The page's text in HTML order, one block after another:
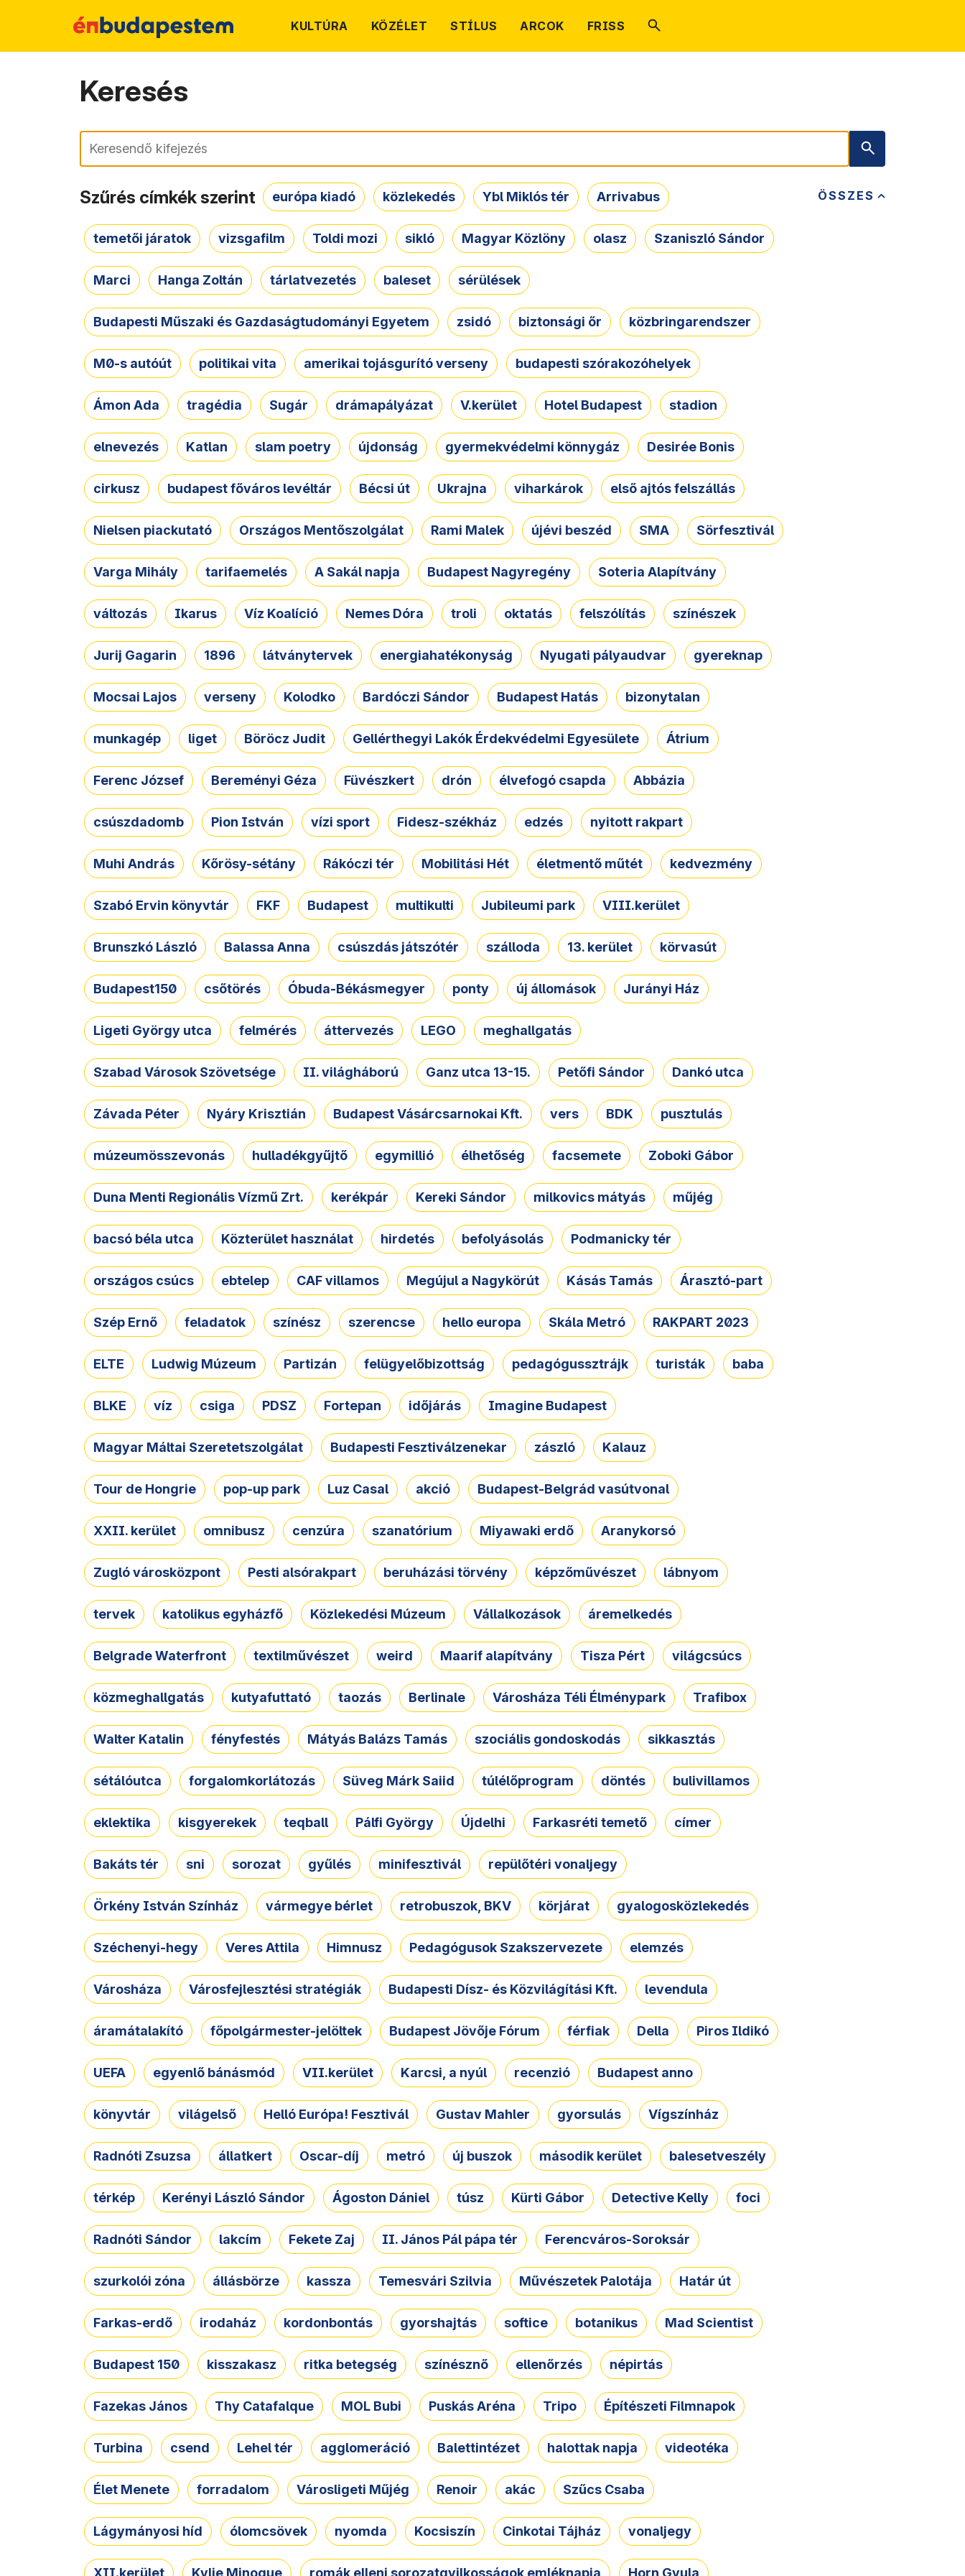
KULTÚRA KÖZÉLET STÍLUS ARCOK FRISS
Keresés
Keresés
ÖSSZES
Szűrés címkék szerint európa kiadó közlekedés Ybl Miklós tér Arrivabus
temetői járatok vizsgafilm Toldi mozi sikló Magyar Közlöny olasz Szaniszló Sándor
Marci Hanga Zoltán tárlatvezetés baleset sérülések
Budapesti Műszaki és Gazdaságtudományi Egyetem zsidó biztonsági őr közbringarendszer
M0-s autóút politikai vita amerikai tojásgurító verseny budapesti szórakozóhelyek
Ámon Ada tragédia Sugár drámapályázat V.kerület Hotel Budapest stadion
elnevezés Katlan slam poetry újdonság gyermekvédelmi könnygáz Desirée Bonis
cirkusz budapest főváros levéltár Bécsi út Ukrajna viharkárok első ajtós felszállás
Nielsen piackutató Országos Mentőszolgálat Rami Malek újévi beszéd SMA Sörfesztivál
Varga Mihály tarifaemelés A Sakál napja Budapest Nagyregény Soteria Alapítvány
változás Ikarus Víz Koalíció Nemes Dóra troli oktatás felszólítás színészek
Jurij Gagarin 1896 látványtervek energiahatékonyság Nyugati pályaudvar gyereknap
Mocsai Lajos verseny Kolodko Bardóczi Sándor Budapest Hatás bizonytalan
munkagép liget Böröcz Judit Gellérthegyi Lakók Érdekvédelmi Egyesülete Átrium
Ferenc József Bereményi Géza Füvészkert drón élvefogó csapda Abbázia
csúszdadomb Pion István vízi sport Fidesz-székház edzés nyitott rakpart
Muhi András Kőrösy-sétány Rákóczi tér Mobilitási Hét életmentő műtét kedvezmény
Szabó Ervin könyvtár FKF Budapest multikulti Jubileumi park VIII.kerület
Brunszkó László Balassa Anna csúszdás játszótér szálloda 13. kerület körvasút
Budapest150 csőtörés Óbuda-Békásmegyer ponty új állomások Jurányi Ház
Ligeti György utca felmérés áttervezés LEGO meghallgatás
Szabad Városok Szövetsége II. világháború Ganz utca 13-15. Petőfi Sándor Dankó utca
Závada Péter Nyáry Krisztián Budapest Vásárcsarnokai Kft. vers BDK pusztulás
múzeumösszevonás hulladékgyűjtő egymillió élhetőség facsemete Zoboki Gábor
Duna Menti Regionális Vízmű Zrt. kerékpár Kereki Sándor milkovics mátyás műjég
bacsó béla utca Közterület használat hirdetés befolyásolás Podmanicky tér
országos csúcs ebtelep CAF villamos Megújul a Nagykörút Kásás Tamás Árasztó-part
Szép Ernő feladatok színész szerencse hello europa Skála Metró RAKPART 2023
ELTE Ludwig Múzeum Partizán felügyelőbizottság pedagógussztrájk turisták baba
BLKE víz csiga PDSZ Fortepan időjárás Imagine Budapest
Magyar Máltai Szeretetszolgálat Budapesti Fesztiválzenekar zászló Kalauz
Tour de Hongrie pop-up park Luz Casal akció Budapest-Belgrád vasútvonal
XXII. kerület omnibusz cenzúra szanatórium Miyawaki erdő Aranykorsó
Zugló városközpont Pesti alsórakpart beruházási törvény képzőművészet lábnyom
tervek katolikus egyházfő Közlekedési Múzeum Vállalkozások áremelkedés
Belgrade Waterfront textilművészet weird Maarif alapítvány Tisza Pért világcsúcs
közmeghallgatás kutyafuttató taozás Berlinale Városháza Téli Élménypark Trafibox
Walter Katalin fényfestés Mátyás Balázs Tamás szociális gondoskodás sikkasztás
sétálóutca forgalomkorlátozás Süveg Márk Saiid túlélőprogram döntés bulivillamos
eklektika kisgyerekek teqball Pálfi György Újdelhi Farkasréti temető címer
Bakáts tér sni sorozat gyűlés minifesztivál repülőtéri vonaljegy
Örkény István Színház vármegye bérlet retrobuszok, BKV körjárat gyalogosközlekedés
Széchenyi-hegy Veres Attila Himnusz Pedagógusok Szakszervezete elemzés
Városháza Városfejlesztési stratégiák Budapesti Dísz- és Közvilágítási Kft. levendula
áramátalakító főpolgármester-jelöltek Budapest Jövője Fórum férfiak Della Piros Ildikó
UEFA egyenlő bánásmód VII.kerület Karcsi, a nyúl recenzió Budapest anno
könyvtár világelső Helló Európa! Fesztivál Gustav Mahler gyorsulás Vígszínház
Radnóti Zsuzsa állatkert Oscar-díj metró új buszok második kerület balesetveszély
térkép Kerényi László Sándor Ágoston Dániel túsz Kürti Gábor Detective Kelly foci
Radnóti Sándor lakcím Fekete Zaj II. János Pál pápa tér Ferencváros-Soroksár
szurkolói zóna állásbörze kassza Temesvári Szilvia Művészetek Palotája Határ út
Farkas-erdő irodaház kordonbontás gyorshajtás softice botanikus Mad Scientist
Budapest 150 kisszakasz ritka betegség színésznő ellenőrzés népirtás
Fazekas János Thy Catafalque MOL Bubi Puskás Aréna Tripo Építészeti Filmnapok
Turbina csend Lehel tér agglomeráció Balettintézet halottak napja videotéka
Élet Menete forradalom Városligeti Műjég Renoir akác Szűcs Csaba
Lágymányosi híd ólomcsövek nyomda Kocsiszín Cinkotai Tájház vonaljegy
XII.kerület Kylie Minogue romák elleni sorozatgyilkosságok emléknapja Horn Gyula